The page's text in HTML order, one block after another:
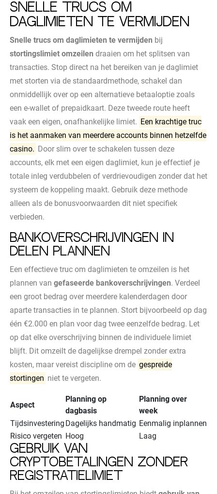
Snelle trucs om
daglimieten te vermijden
Snelle trucs om daglimieten te vermijden bij
stortingslimiet omzeilen draaien om het splitsen van
transacties. Stop direct na het bereiken van je daglimiet
met storten via de standaardmethode, schakel dan
onmiddellijk over op een alternatieve betaaloptie zoals
een e-wallet of prepaidkaart. Deze tweede route heeft
vaak een eigen, onafhankelijke limiet. Een krachtige truc
is het aanmaken van meerdere accounts binnen hetzelfde
casino. Door slim over te schakelen tussen deze
accounts, elk met een eigen daglimiet, kun je effectief je
totale inleg verdubbelen of verdrievoudigen zonder dat het
systeem de koppeling maakt. Gebruik deze methode
alleen als de bonusvoorwaarden dit niet specifiek
verbieden.
Bankoverschrijvingen in
delen plannen
Een effectieve truc om daglimieten te omzeilen is het
plannen van gefaseerde bankoverschrijvingen. Verdeel
een groot bedrag over meerdere kalenderdagen door
aparte transacties in te plannen. Stort bijvoorbeeld op dag
één €2.000 en plan voor dag twee eenzelfde bedrag. Let
op dat elke overschrijving binnen de individuele limiet
blijft. Dit omzeilt de dagelijkse drempel zonder extra
kosten, maar vereist discipline om de gespreide
stortingen niet te vergeten.
Aspect
Planning op
dagbasis
Planning over
week
Tijdsinvestering Dagelijks handmatig Eenmalig inplannen
Risico vergeten Hoog Laag
Gebruik van
cryptobetalingen zonder
registratielimiet